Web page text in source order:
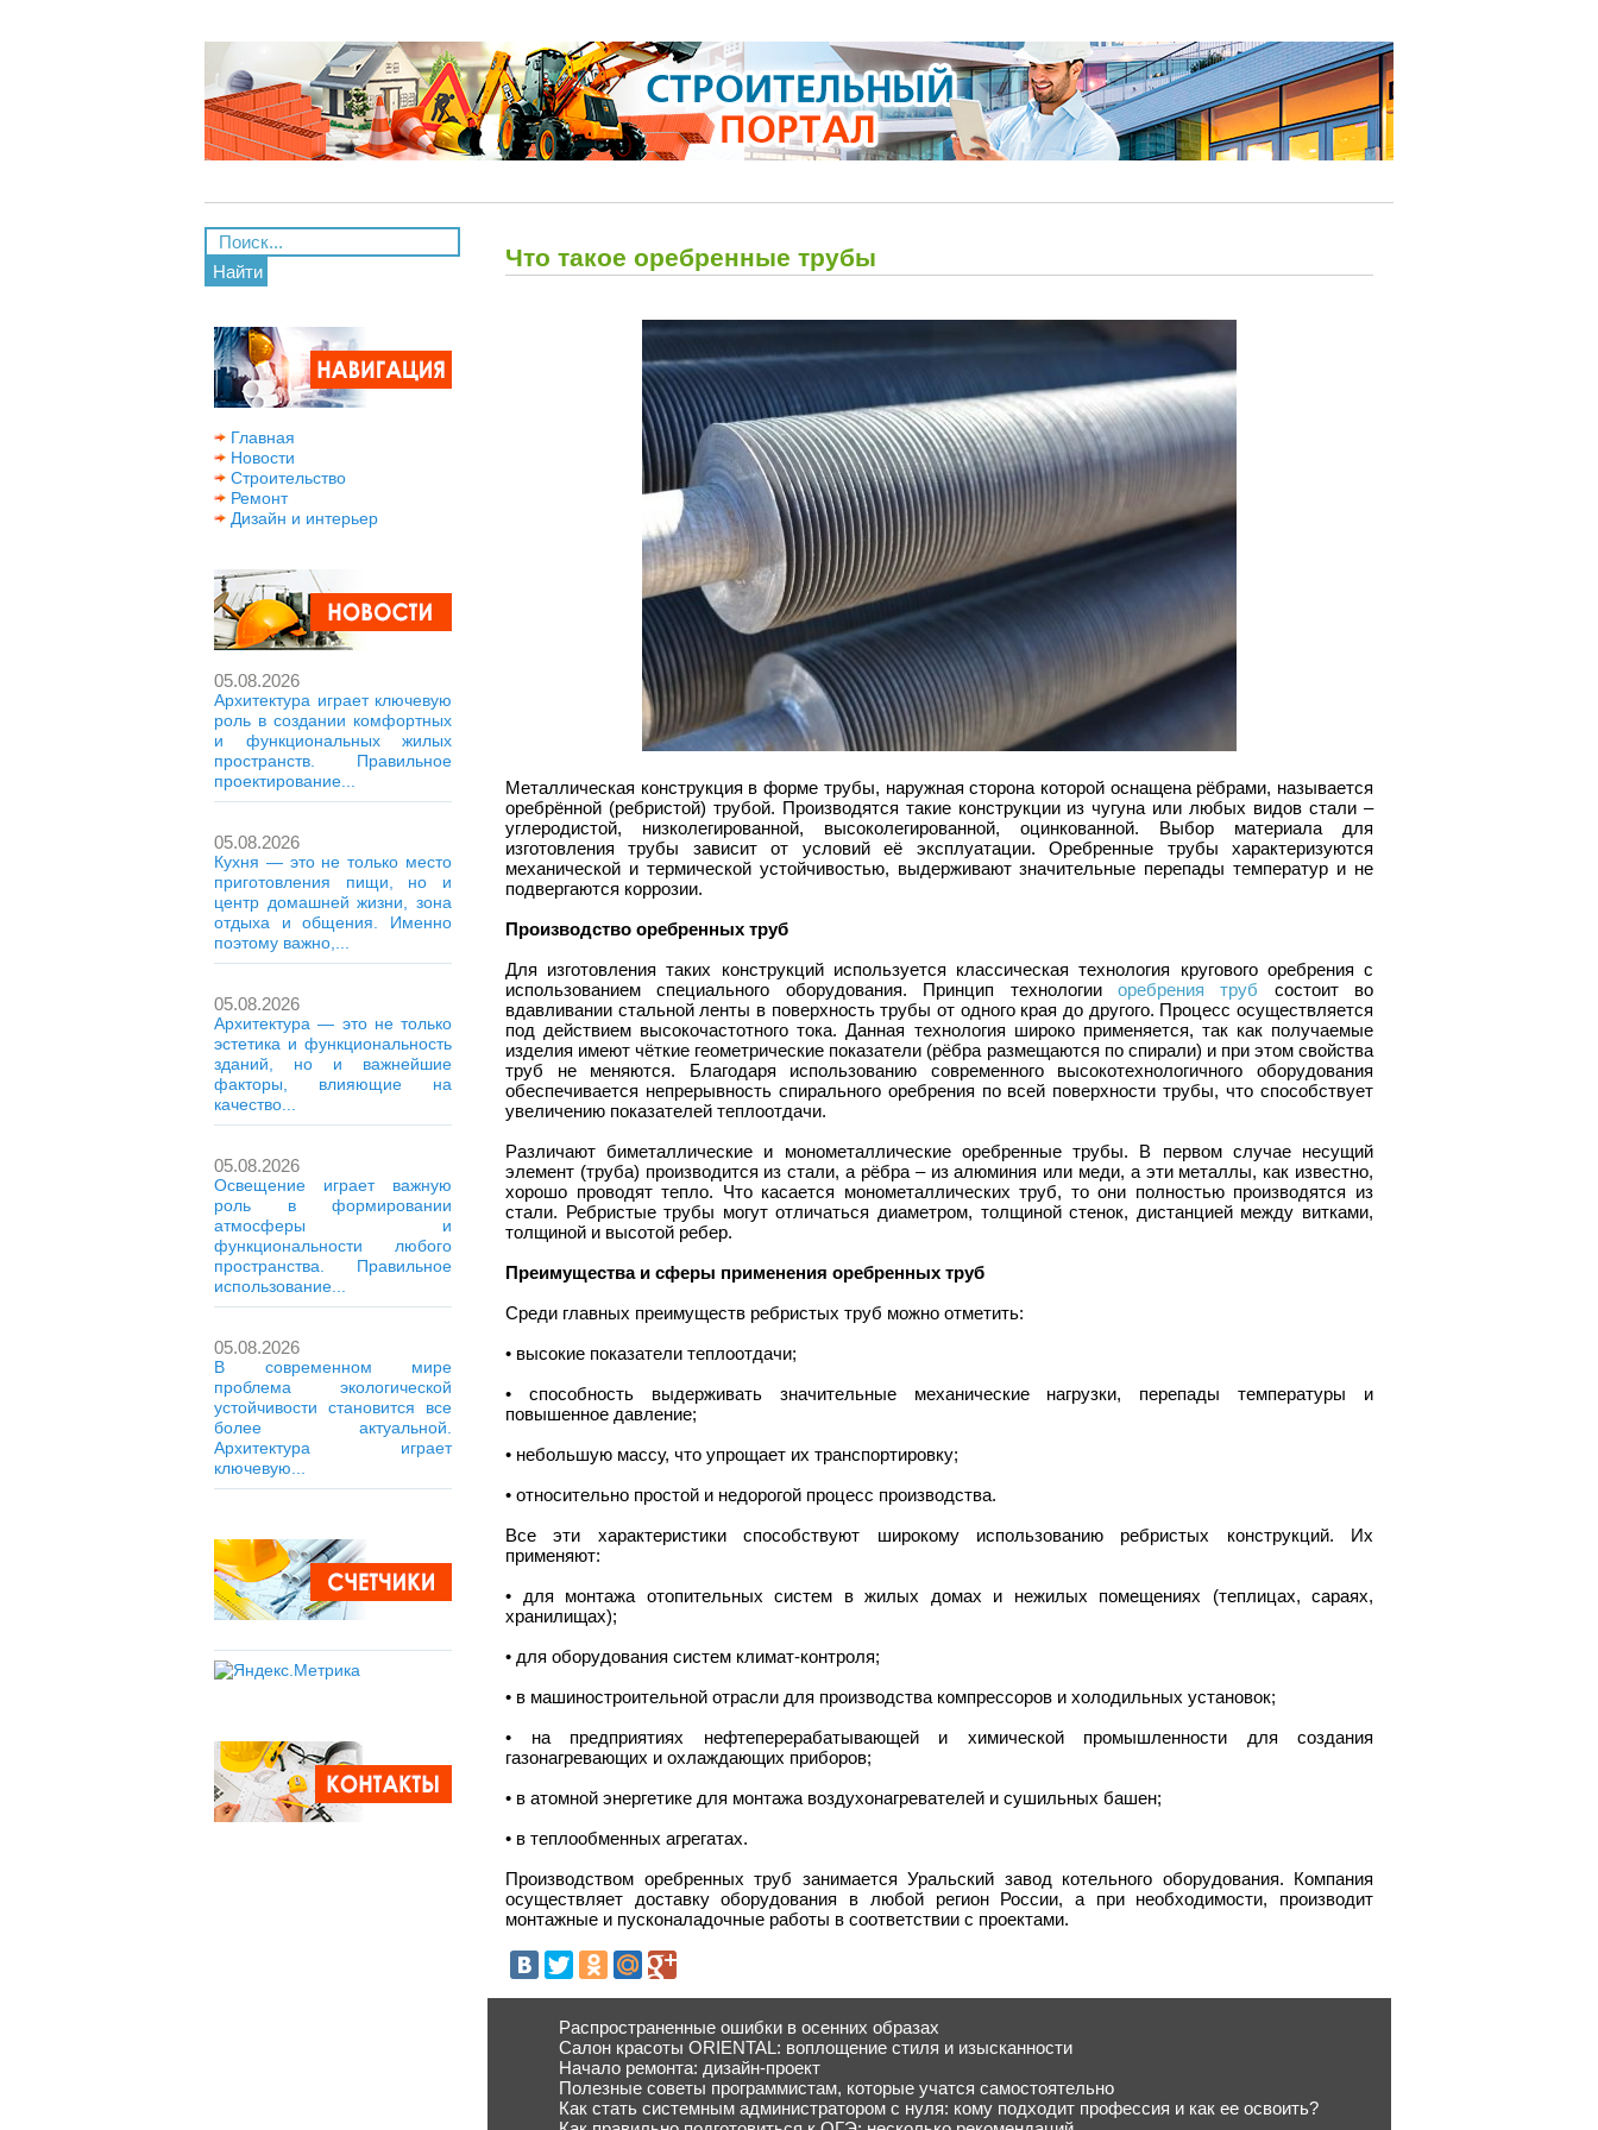
Найти
Главная
Новости
Строительство
Ремонт
Дизайн и интерьер
05.08.2026
Архитектура играет ключевую
роль в создании комфортных
и функциональных жилых
пространств. Правильное
проектирование...
05.08.2026
Кухня — это не только место
приготовления пищи, но и
центр домашней жизни, зона
отдыха и общения. Именно
поэтому важно,...
05.08.2026
Архитектура — это не только
эстетика и функциональность
зданий, но и важнейшие
факторы, влияющие на
качество...
05.08.2026
Освещение играет важную
роль в формировании
атмосферы и
функциональности любого
пространства. Правильное
использование...
05.08.2026
В современном мире
проблема экологической
устойчивости становится все
более актуальной.
Архитектура играет
ключевую...
Что такое оребренные трубы
Металлическая конструкция в форме трубы, наружная сторона которой оснащена рёбрами, называется
оребрённой (ребристой) трубой. Производятся такие конструкции из чугуна или любых видов стали –
углеродистой, низколегированной, высоколегированной, оцинкованной. Выбор материала для
изготовления трубы зависит от условий её эксплуатации. Оребренные трубы характеризуются
механической и термической устойчивостью, выдерживают значительные перепады температур и не
подвергаются коррозии.
Производство оребренных труб
Для изготовления таких конструкций используется классическая технология кругового оребрения с
использованием специального оборудования. Принцип технологии оребрения труб состоит во
вдавливании стальной ленты в поверхность трубы от одного края до другого. Процесс осуществляется
под действием высокочастотного тока. Данная технология широко применяется, так как получаемые
изделия имеют чёткие геометрические показатели (рёбра размещаются по спирали) и при этом свойства
труб не меняются. Благодаря использованию современного высокотехнологичного оборудования
обеспечивается непрерывность спирального оребрения по всей поверхности трубы, что способствует
увеличению показателей теплоотдачи.
Различают биметаллические и монометаллические оребренные трубы. В первом случае несущий
элемент (труба) производится из стали, а рёбра – из алюминия или меди, а эти металлы, как известно,
хорошо проводят тепло. Что касается монометаллических труб, то они полностью производятся из
стали. Ребристые трубы могут отличаться диаметром, толщиной стенок, дистанцией между витками,
толщиной и высотой ребер.
Преимущества и сферы применения оребренных труб
Среди главных преимуществ ребристых труб можно отметить:
• высокие показатели теплоотдачи;
• способность выдерживать значительные механические нагрузки, перепады температуры и
повышенное давление;
• небольшую массу, что упрощает их транспортировку;
• относительно простой и недорогой процесс производства.
Все эти характеристики способствуют широкому использованию ребристых конструкций. Их
применяют:
• для монтажа отопительных систем в жилых домах и нежилых помещениях (теплицах, сараях,
хранилищах);
• для оборудования систем климат-контроля;
• в машиностроительной отрасли для производства компрессоров и холодильных установок;
• на предприятиях нефтеперерабатывающей и химической промышленности для создания
газонагревающих и охлаждающих приборов;
• в атомной энергетике для монтажа воздухонагревателей и сушильных башен;
• в теплообменных агрегатах.
Производством оребренных труб занимается Уральский завод котельного оборудования. Компания
осуществляет доставку оборудования в любой регион России, а при необходимости, производит
монтажные и пусконаладочные работы в соответствии с проектами.
Распространенные ошибки в осенних образах
Салон красоты ORIENTAL: воплощение стиля и изысканности
Начало ремонта: дизайн-проект
Полезные советы программистам, которые учатся самостоятельно
Как стать системным администратором с нуля: кому подходит профессия и как ее освоить?